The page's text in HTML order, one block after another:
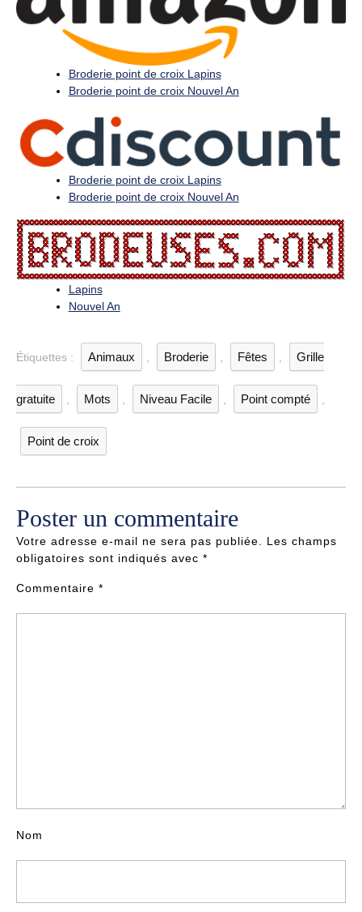
Broderie point de croix Lapins
Broderie point de croix Nouvel An
Broderie point de croix Lapins
Broderie point de croix Nouvel An
Lapins
Nouvel An
Étiquettes : Animaux Broderie Fêtes Grille
gratuite Mots Niveau Facile Point compté
Point de croix
Poster un commentaire
Votre adresse e-mail ne sera pas publiée.
Les champs
obligatoires sont indiqués avec *
Commentaire *
Nom